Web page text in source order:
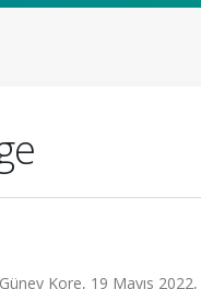
Kore, 19 Mayıs